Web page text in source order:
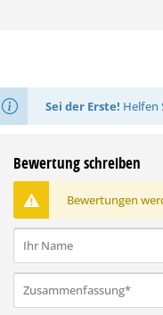
Sei der Erste! Helfen
Bewertung schreiben
Bewertungen